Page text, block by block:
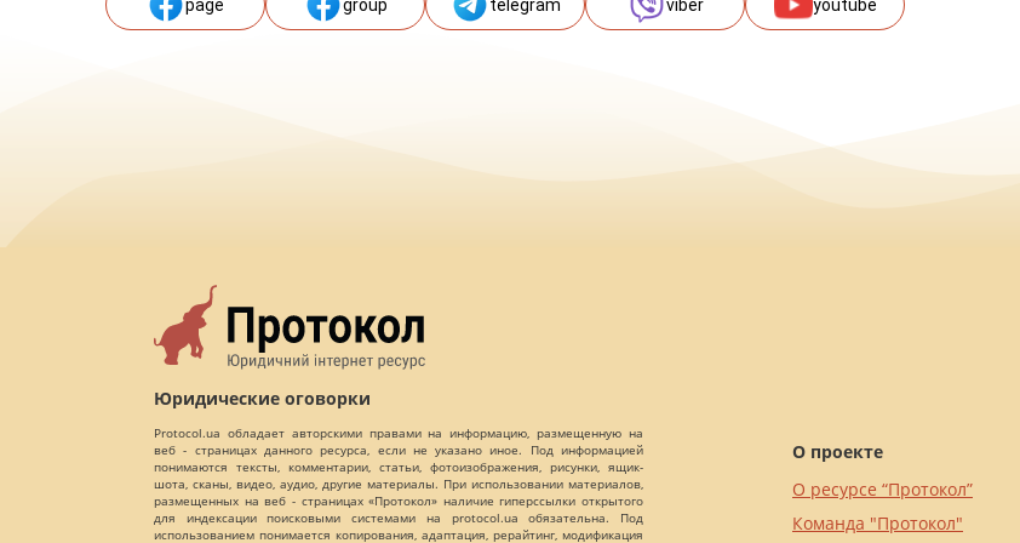
page group telegram viber youtube
Юридические оговорки
Protocol.ua обладает авторскими правами на информацию, размещенную на
веб - страницах данного ресурса, если не указано иное. Под информацией
понимаются тексты, комментарии, статьи, фотоизображения, рисунки, ящик-
шота, сканы, видео, аудио, другие материалы. При использовании материалов,
размещенных на веб - страницах «Протокол» наличие гиперссылки открытого
для индексации поисковыми системами на protocol.ua обязательна. Под
использованием понимается копирования, адаптация, рерайтинг, модификация
О проекте
О ресурсе “Протокол”
Команда "Протокол"